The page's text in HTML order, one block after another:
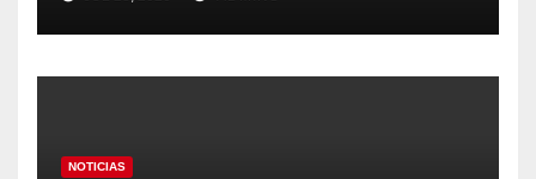
prioritario en su agenda de
gobierno
NOTICIAS